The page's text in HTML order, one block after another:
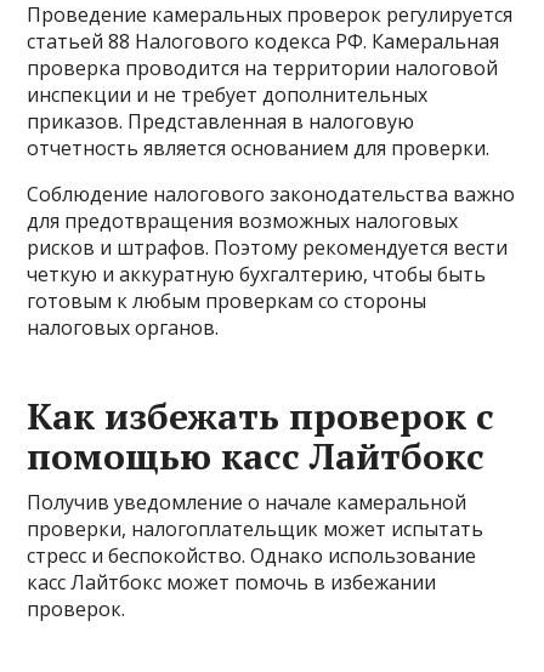
Проведение камеральных проверок регулируется
статьей 88 Налогового кодекса РФ. Камеральная
проверка проводится на территории налоговой
инспекции и не требует дополнительных
приказов. Представленная в налоговую
отчетность является основанием для проверки.
Соблюдение налогового законодательства важно
для предотвращения возможных налоговых
рисков и штрафов. Поэтому рекомендуется вести
четкую и аккуратную бухгалтерию, чтобы быть
готовым к любым проверкам со стороны
налоговых органов.
Как избежать проверок с
помощью касс Лайтбокс
Получив уведомление о начале камеральной
проверки, налогоплательщик может испытать
стресс и беспокойство. Однако использование
касс Лайтбокс может помочь в избежании
проверок.